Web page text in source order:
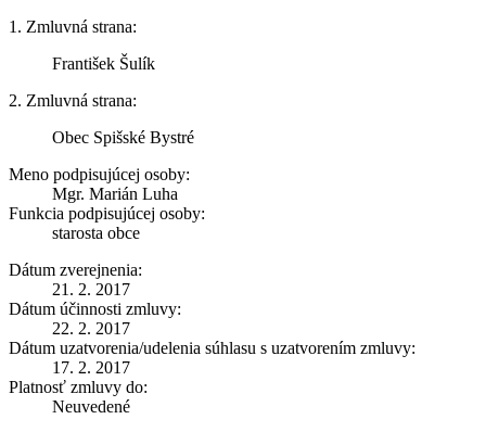
1. Zmluvná strana:
František Šulík
2. Zmluvná strana:
Obec Spišské Bystré
Meno podpisujúcej osoby:
Mgr. Marián Luha
Funkcia podpisujúcej osoby:
starosta obce
Dátum zverejnenia:
21. 2. 2017
Dátum účinnosti zmluvy:
22. 2. 2017
Dátum uzatvorenia/udelenia súhlasu s uzatvorením zmluvy:
17. 2. 2017
Platnosť zmluvy do:
Neuvedené